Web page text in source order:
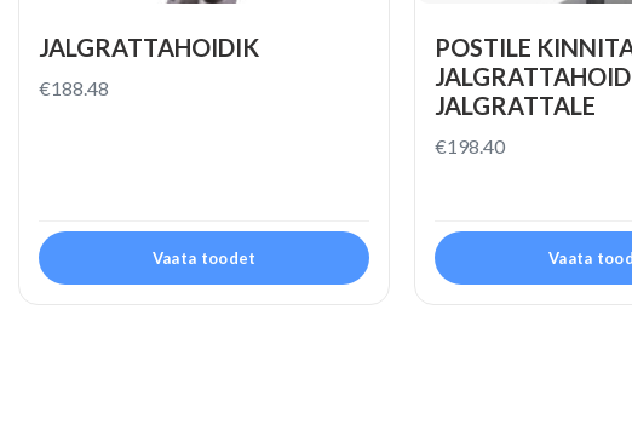
Vaata toodet
JALGRATTAHOIDIK
€188.48
Vaata
POSTILE
JALGRATTALE
€198.40